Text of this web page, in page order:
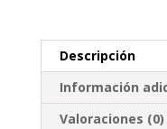
Descripción
Información
Valoraciones (0)